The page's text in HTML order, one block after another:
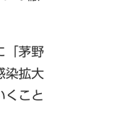
「茅野
染拡大
くこと